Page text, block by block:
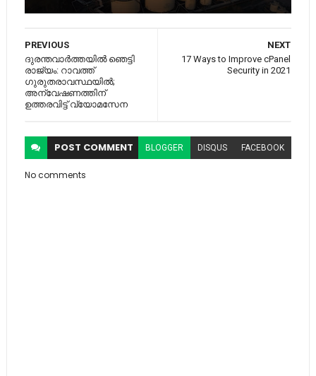
NEXT
17 Ways to Improve cPanel
Security in 2021
PREVIOUS
ദുരന്തവാർത്തയില്‍ ഞെട്ടി
രാജ്യം: റാവത്ത്
ഗുരുതരാവസ്ഥയില്‍;
അന്വേഷണത്തിന്
ഉത്തരവിട്ട് വ്യോമസേന
POST COMMENT BLOGGER DISQUS FACEBOOK
No comments